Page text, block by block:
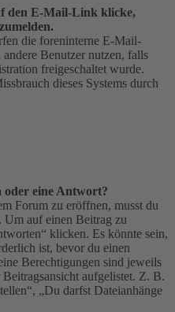
den E-Mail-Link klicke,
die foreninterne E-Mail-
Benutzer nutzen, falls
freigeschaltet wurde.
dieses Systems durch
oder eine Antwort?
Forum zu eröffnen, musst du
Um auf einen Beitrag zu
klicken. Es könnte sein,
ist, bevor du einen
Berechtigungen sind jeweils
aufgelistet. Z. B.
„Du darfst Dateianhänge